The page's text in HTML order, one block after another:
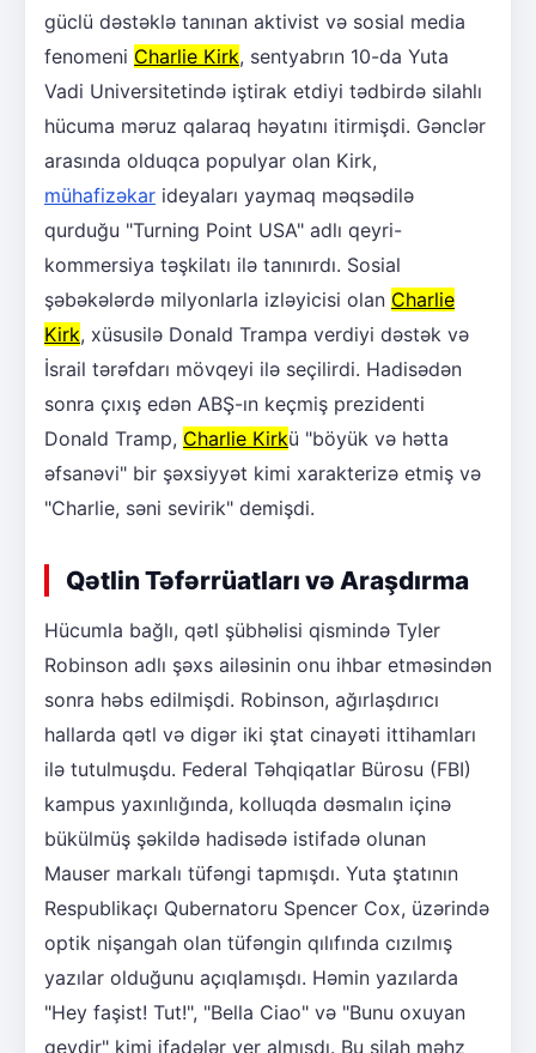
güclü dəstəklə tanınan aktivist və sosial media
fenomeni Charlie Kirk, sentyabrın 10-da Yuta
Vadi Universitetində iştirak etdiyi tədbirdə silahlı
hücuma məruz qalaraq həyatını itirmişdi. Gənclər
arasında olduqca populyar olan Kirk,
mühafizəkar ideyaları yaymaq məqsədilə
qurduğu "Turning Point USA" adlı qeyri-
kommersiya təşkilatı ilə tanınırdı. Sosial
şəbəkələrdə milyonlarla izləyicisi olan Charlie
Kirk, xüsusilə Donald Trampa verdiyi dəstək və
İsrail tərəfdarı mövqeyi ilə seçilirdi. Hadisədən
sonra çıxış edən ABŞ-ın keçmiş prezidenti
Donald Tramp, Charlie Kirkü "böyük və hətta
əfsanəvi" bir şəxsiyyət kimi xarakterizə etmiş və
"Charlie, səni sevirik" demişdi.
Qətlin Təfərrüatları və Araşdırma
Hücumla bağlı, qətl şübhəlisi qismində Tyler
Robinson adlı şəxs ailəsinin onu ihbar etməsindən
sonra həbs edilmişdi. Robinson, ağırlaşdırıcı
hallarda qətl və digər iki ştat cinayəti ittihamları
ilə tutulmuşdu. Federal Təhqiqatlar Bürosu (FBI)
kampus yaxınlığında, kolluqda dəsmalın içinə
bükülmüş şəkildə hadisədə istifadə olunan
Mauser markalı tüfəngi tapmışdı. Yuta ştatının
Respublikaçı Qubernatoru Spencer Cox, üzərində
optik nişangah olan tüfəngin qılıfında cızılmış
yazılar olduğunu açıqlamışdı. Həmin yazılarda
"Hey faşist! Tut!", "Bella Ciao" və "Bunu oxuyan
geydir" kimi ifadələr yer almışdı. Bu silah məhz